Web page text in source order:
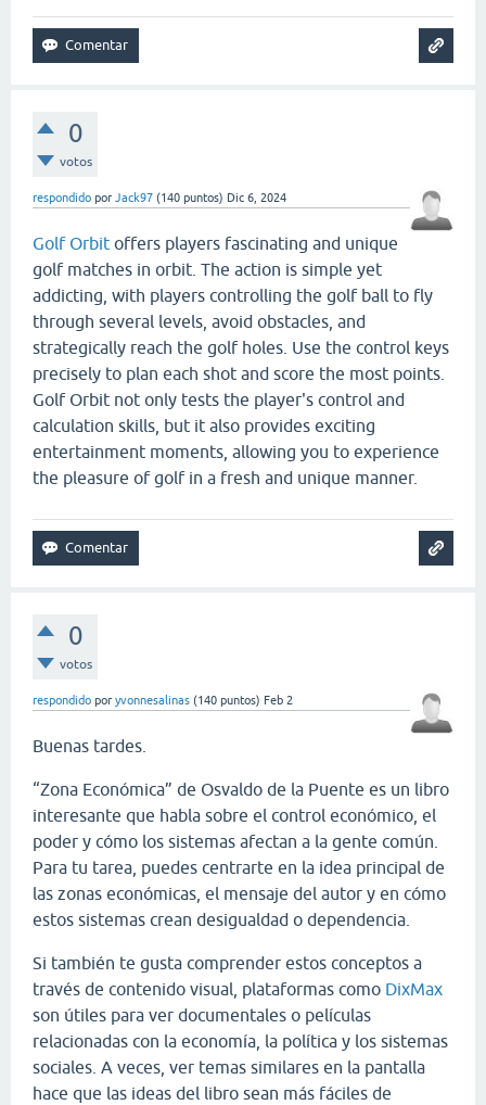
0
votos
respondido por Jack97 (140 puntos) Dic 6, 2024
Golf Orbit offers players fascinating and unique
golf matches in orbit. The action is simple yet
addicting, with players controlling the golf ball to fly
through several levels, avoid obstacles, and
strategically reach the golf holes. Use the control keys
precisely to plan each shot and score the most points.
Golf Orbit not only tests the player's control and
calculation skills, but it also provides exciting
entertainment moments, allowing you to experience
the pleasure of golf in a fresh and unique manner.
0
votos
respondido por yvonnesalinas (140 puntos) Feb 2
Buenas tardes.
“Zona Económica” de Osvaldo de la Puente es un libro
interesante que habla sobre el control económico, el
poder y cómo los sistemas afectan a la gente común.
Para tu tarea, puedes centrarte en la idea principal de
las zonas económicas, el mensaje del autor y en cómo
estos sistemas crean desigualdad o dependencia.
Si también te gusta comprender estos conceptos a
través de contenido visual, plataformas como DixMax
son útiles para ver documentales o películas
relacionadas con la economía, la política y los sistemas
sociales. A veces, ver temas similares en la pantalla
hace que las ideas del libro sean más fáciles de